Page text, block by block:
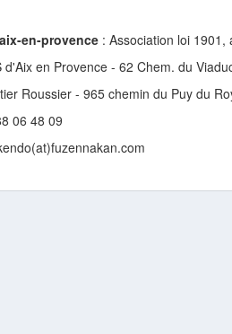
en-provence : Association loi
d'Aix en Provence - 62 Chem. du
Roussier - 965 chemin du Puy du
06 48 09